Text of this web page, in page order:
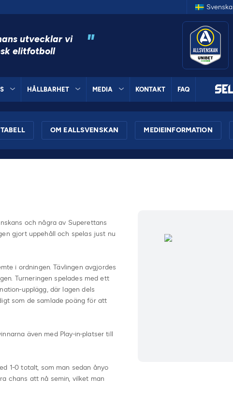
Svenska
utvecklar vi
elitfotboll
"
HÅLLBARHET MEDIA KONTAKT FAQ
TABELL OM EALLSVENSKAN MEDIEINFORMATION
och några av Superettans
gjort uppehåll och spelas just nu
i ordningen. Tävlingen avgjordes
Turneringen spelades med ett
upplägg, där lagen dels
som de samlade poäng för att
även med Play-in-platser till
1-0 totalt, som man sedan ånyo
chans att nå semin, vilket man